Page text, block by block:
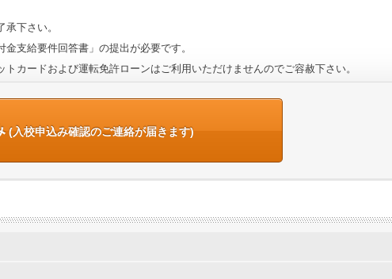
下さい。
支給要件回答書」の提出が必要です。
カードおよび運転免許ローンはご利用いただけませんのでご容赦下さい。
(入校申込み確認のご連絡が届きます)